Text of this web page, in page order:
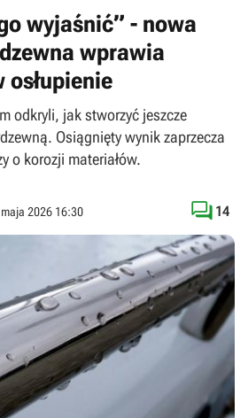
wyjaśnić” - nowa
wprawia
odkryli, jak stworzyć jeszcze
Osiągnięty wynik zaprzecza
o korozji materiałów.
2026 16:30  14